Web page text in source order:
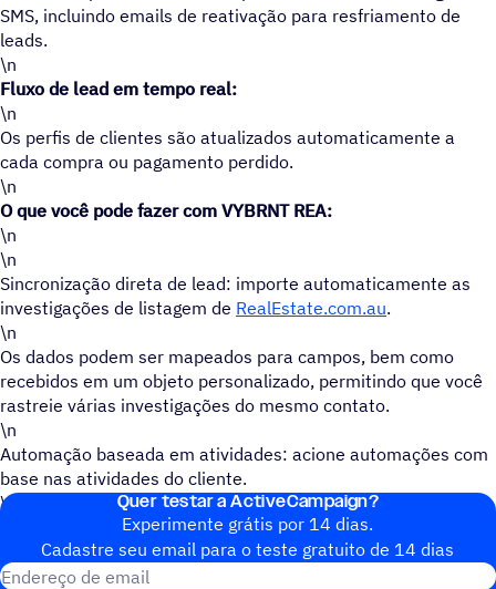
SMS, incluindo emails de reativação para resfriamento de
leads.
\n
Fluxo de lead em tempo real:
\n
Os perfis de clientes são atualizados automaticamente a
cada compra ou pagamento perdido.
\n
O que você pode fazer com VYBRNT REA:
\n
\n
Sincronização direta de lead: importe automaticamente as
investigações de listagem de RealEstate.com.au.
\n
Os dados podem ser mapeados para campos, bem como
recebidos em um objeto personalizado, permitindo que você
rastreie várias investigações do mesmo contato.
\n
Automação baseada em atividades: acione automações com
base nas atividades do cliente.
\n
Quer testar a ActiveCampaign?
Experimente grátis por 14 dias.
Cadastre seu email para o teste gratuito de 14 dias